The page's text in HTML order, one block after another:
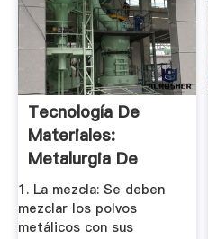
Tecnología De
Materiales:
Metalurgia De
Polvos
1. La mezcla: Se deben
mezclar los polvos
metálicos con sus